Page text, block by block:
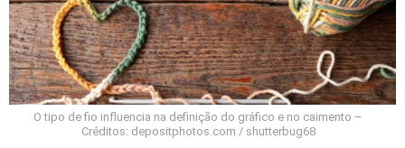
O tipo de fio influencia na definição do gráfico e no caimento –
Créditos: depositphotos.com / shutterbug68